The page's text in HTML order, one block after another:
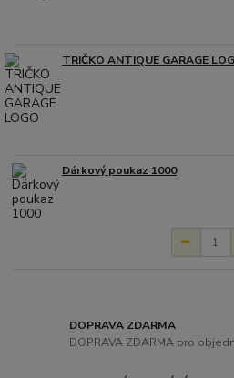
TRIČKO ANTIQUE GARAGE
Dárkový poukaz 1000
DOPRAVA ZDARMA
DOPRAVA ZDARMA pro